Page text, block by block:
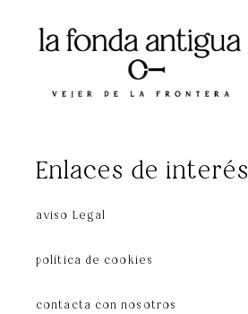
Enlaces de interés
aviso Legal
política de cookies
contacta con nosotros